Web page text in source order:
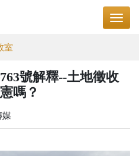
室
號解釋--土地徵收
嗎？
媒